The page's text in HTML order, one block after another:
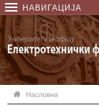
НАВИГАЦИЈА
Насловна